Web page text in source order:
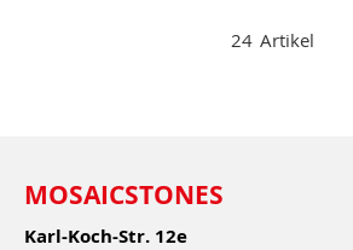
24 Artikel
MOSAICSTONES
Karl-Koch-Str. 12e